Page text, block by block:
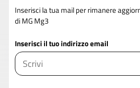
Inserisci la tua mail per rimanere
di MG Mg3
Inserisci il tuo indirizzo email